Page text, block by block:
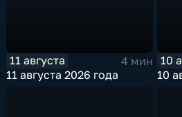
11 августа
4 мин
11 августа 2026 года
10
10